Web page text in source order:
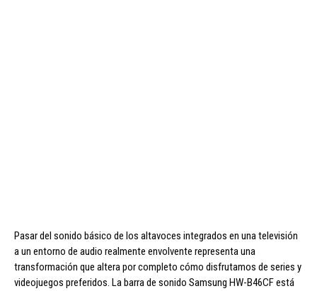
Pasar del sonido básico de los altavoces integrados en una televisión
a un entorno de audio realmente envolvente representa una
transformación que altera por completo cómo disfrutamos de series y
videojuegos preferidos. La barra de sonido Samsung HW-B46CF está